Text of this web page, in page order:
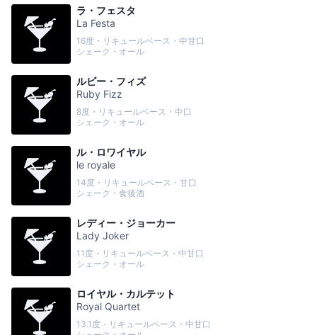
ラ・フェスタ
La Festa
16度・リキュールベース・中甘口
シェーク・オール
ルビー・フィズ
Ruby Fizz
8度・リキュールベース・中口
シェーク・オール
ル・ロワイヤル
le royale
14度・リキュールベース・甘口
シェーク・食後酒
レディー・ジョーカー
Lady Joker
11度・リキュールベース・中甘口
シェーク・オール
ロイヤル・カルテット
Royal Quartet
13.1度・リキュールベース・中甘口